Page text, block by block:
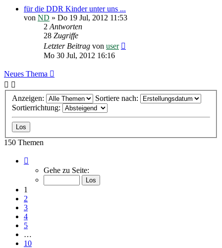
für die DDR Kinder unter uns ...
von ND » Do 19 Jul, 2012 11:53
2Antworten
28 Zugriffe
Letzter Beitrag von user
Mo 30 Jul, 2012 16:16
Neues Thema
Anzeigen:
Sortiere nach:
Sortierrichtung:
150 Themen
von
Gehe zu Seite:
1
2
3
4
5
…
10